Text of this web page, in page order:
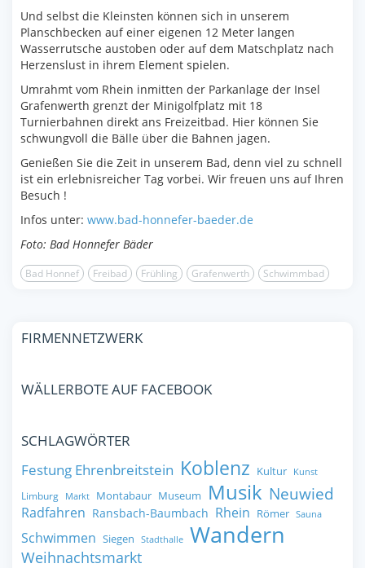
Und selbst die Kleinsten können sich in unserem
Planschbecken auf einer eigenen 12 Meter langen
Wasserrutsche austoben oder auf dem Matschplatz nach
Herzenslust in ihrem Element spielen.
Umrahmt vom Rhein inmitten der Parkanlage der Insel
Grafenwerth grenzt der Minigolfplatz mit 18
Turnierbahnen direkt ans Freizeitbad. Hier können Sie
schwungvoll die Bälle über die Bahnen jagen.
Genießen Sie die Zeit in unserem Bad, denn viel zu schnell
ist ein erlebnisreicher Tag vorbei. Wir freuen uns auf Ihren
Besuch !
Infos unter: www.bad-honnefer-baeder.de
Foto: Bad Honnefer Bäder
Bad Honnef Freibad Frühling Grafenwerth Schwimmbad
FIRMENNETZWERK
WÄLLERBOTE AUF FACEBOOK
SCHLAGWÖRTER
Festung Ehrenbreitstein Koblenz Kultur Kunst
Limburg Markt Montabaur Museum Musik Neuwied
Radfahren Ransbach-Baumbach Rhein Römer Sauna
Schwimmen Siegen Stadthalle Wandern
Weihnachtsmarkt